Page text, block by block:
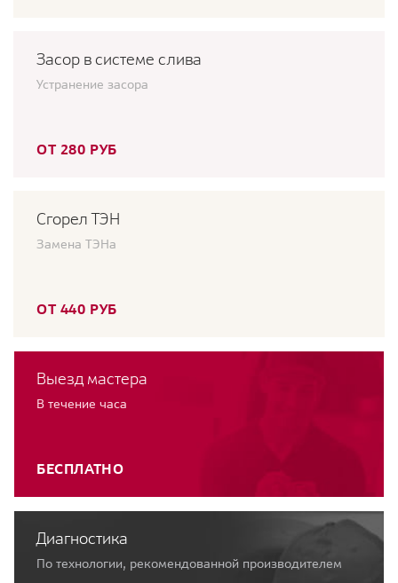
Засор в системе слива
Устранение засора
ОТ 280 РУБ
Сгорел ТЭН
Замена ТЭНа
ОТ 440 РУБ
Выезд мастера
В течение часа
БЕСПЛАТНО
Диагностика
По технологии, рекомендованной производителем